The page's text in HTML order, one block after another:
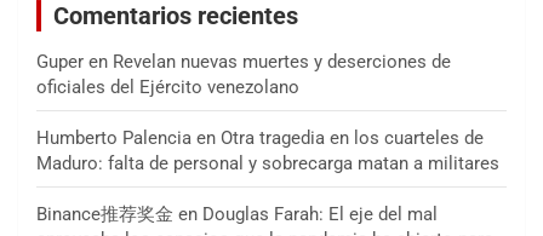
Comentarios recientes
Guper en Revelan nuevas muertes y deserciones de
oficiales del Ejército venezolano
Humberto Palencia en Otra tragedia en los cuarteles de
Maduro: falta de personal y sobrecarga matan a militares
Binance推荐奖金 en Douglas Farah: El eje del mal